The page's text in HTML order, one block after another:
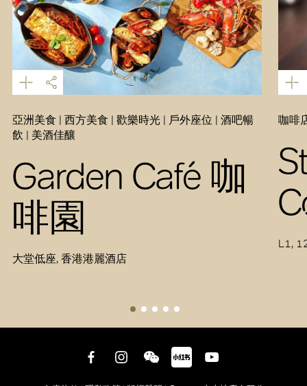
亞洲美食 | 西方美食 | 歡樂時光 | 戶外座位 | 酒吧暢
飲 | 美酒佳釀
Garden Café 咖
啡園
大堂低座, 香港港麗酒店
咖啡
L1,